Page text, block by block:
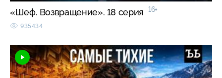
«Шеф. Возвращение». 18 серия 16+
935434